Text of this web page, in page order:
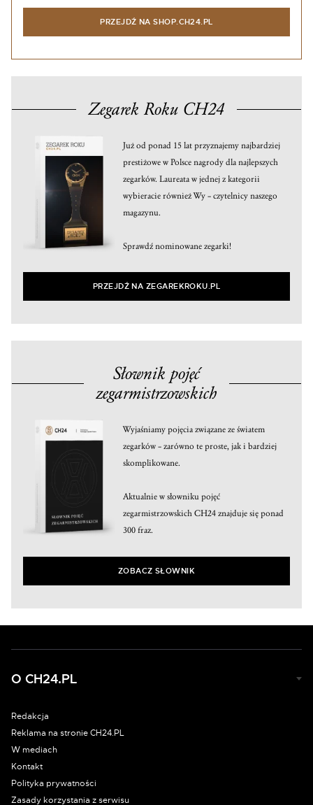
PRZEJDŹ NA SHOP.CH24.PL
Zegarek Roku CH24
Już od ponad 15 lat przyznajemy najbardziej
prestiżowe w Polsce nagrody dla najlepszych
zegarków. Laureata w jednej z kategorii
wybieracie również Wy – czytelnicy naszego
magazynu.
Sprawdź nominowane zegarki!
PRZEJDŹ NA ZEGAREKROKU.PL
Słownik pojęć
zegarmistrzowskich
Wyjaśniamy pojęcia związane ze światem
zegarków – zarówno te proste, jak i bardziej
skomplikowane.
Aktualnie w słowniku pojęć
zegarmistrzowskich CH24 znajduje się ponad
300 fraz.
ZOBACZ SŁOWNIK
O CH24.PL
Redakcja
Reklama na stronie CH24.PL
W mediach
Kontakt
Polityka prywatności
Zasady korzystania z serwisu